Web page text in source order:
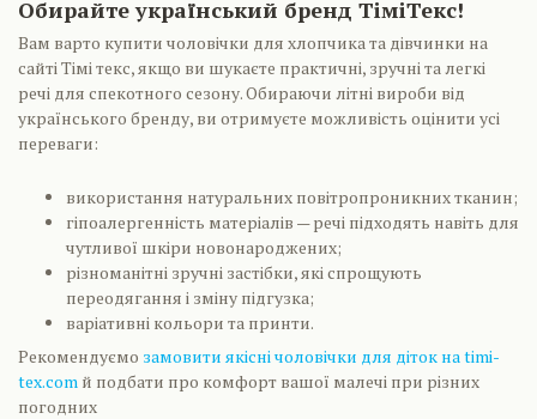
Обирайте український бренд ТіміТекс!
Вам варто купити чоловічки для хлопчика та дівчинки на
сайті Тімі текс, якщо ви шукаєте практичні, зручні та легкі
речі для спекотного сезону. Обираючи літні вироби від
українського бренду, ви отримуєте можливість оцінити усі
переваги:
використання натуральних повітропроникних тканин;
гіпоалергенність матеріалів — речі підходять навіть для
чутливої шкіри новонароджених;
різноманітні зручні застібки, які спрощують
переодягання і зміну підгузка;
варіативні кольори та принти.
Рекомендуємо замовити якісні чоловічки для діток на timi-
tex.com й подбати про комфорт вашої малечі при різних
погодних